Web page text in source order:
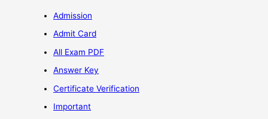
Admission
Admit Card
All Exam PDF
Answer Key
Certificate Verification
Important